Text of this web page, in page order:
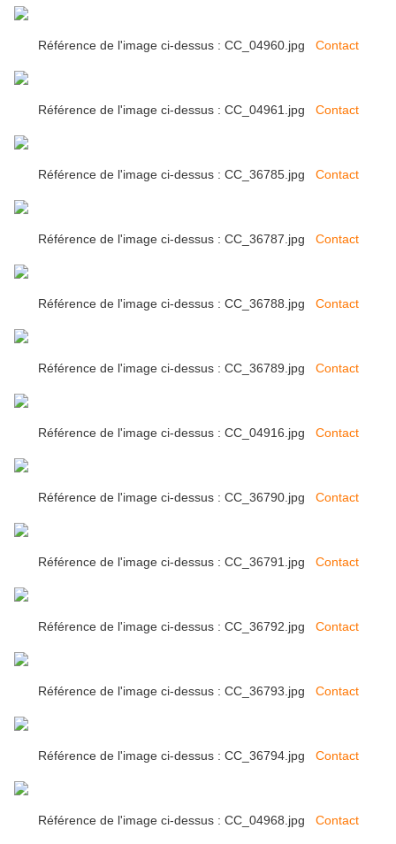
Référence de l'image ci-dessus : CC_04960.jpg Contact
Référence de l'image ci-dessus : CC_04961.jpg Contact
Référence de l'image ci-dessus : CC_36785.jpg Contact
Référence de l'image ci-dessus : CC_36787.jpg Contact
Référence de l'image ci-dessus : CC_36788.jpg Contact
Référence de l'image ci-dessus : CC_36789.jpg Contact
Référence de l'image ci-dessus : CC_04916.jpg Contact
Référence de l'image ci-dessus : CC_36790.jpg Contact
Référence de l'image ci-dessus : CC_36791.jpg Contact
Référence de l'image ci-dessus : CC_36792.jpg Contact
Référence de l'image ci-dessus : CC_36793.jpg Contact
Référence de l'image ci-dessus : CC_36794.jpg Contact
Référence de l'image ci-dessus : CC_04968.jpg Contact